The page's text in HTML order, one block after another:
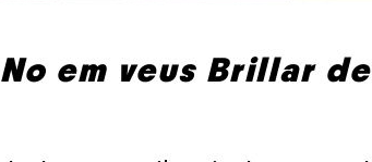
No em veus Brillar de